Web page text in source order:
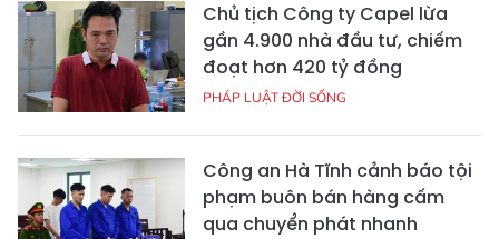
Chủ tịch Công ty Capel lừa
gần 4.900 nhà đầu tư, chiếm
đoạt hơn 420 tỷ đồng
PHÁP LUẬT ĐỜI SỐNG
Công an Hà Tĩnh cảnh báo tội
phạm buôn bán hàng cấm
qua chuyển phát nhanh